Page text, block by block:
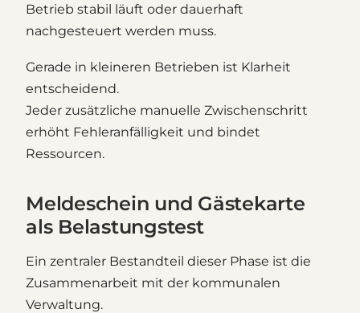
Betrieb stabil läuft oder dauerhaft
nachgesteuert werden muss.
Gerade in kleineren Betrieben ist Klarheit
entscheidend.
Jeder zusätzliche manuelle Zwischenschritt
erhöht Fehleranfälligkeit und bindet
Ressourcen.
Meldeschein und Gästekarte
als Belastungstest
Ein zentraler Bestandteil dieser Phase ist die
Zusammenarbeit mit der kommunalen
Verwaltung.